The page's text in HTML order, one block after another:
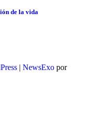
de la vida
| NewsExo por